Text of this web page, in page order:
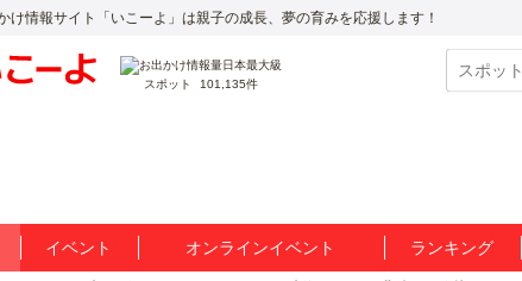
け情報サイト「いこーよ」は親子の成長、夢の育みを応援します！
スポット 101,135件
イベント オンラインイベント ランキング